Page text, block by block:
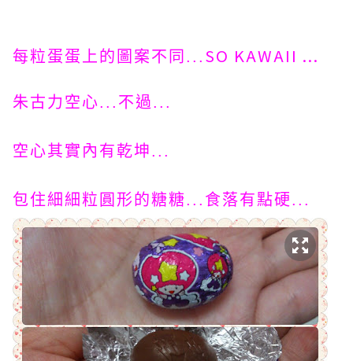
每粒蛋蛋上的圖案不同... SO KAWAII ...
朱古力空心...不過...
空心其實內有乾坤...
包住細細粒圓形的糖糖...食落有點硬...